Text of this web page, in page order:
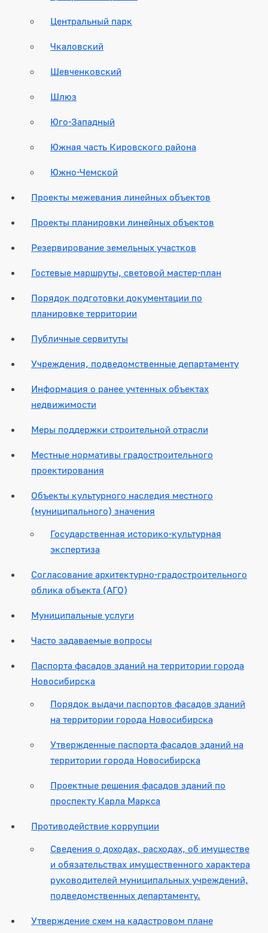
Центральный парк
Чкаловский
Шевченковский
Шлюз
Юго-Западный
Южная часть Кировского района
Южно-Чемской
Проекты межевания линейных объектов
Проекты планировки линейных объектов
Резервирование земельных участков
Гостевые маршруты, световой мастер-план
Порядок подготовки документации по
планировке территории
Публичные сервитуты
Учреждения, подведомственные департаменту
Информация о ранее учтенных объектах
недвижимости
Меры поддержки строительной отрасли
Местные нормативы градостроительного
проектирования
Объекты культурного наследия местного
(муниципального) значения
Государственная историко-культурная
экспертиза
Согласование архитектурно-градостроительного
облика объекта (АГО)
Муниципальные услуги
Часто задаваемые вопросы
Паспорта фасадов зданий на территории города
Новосибирска
Порядок выдачи паспортов фасадов зданий
на территории города Новосибирска
Утвержденные паспорта фасадов зданий на
территории города Новосибирска
Проектные решения фасадов зданий по
проспекту Карла Маркса
Противодействие коррупции
Сведения о доходах, расходах, об имуществе
и обязательствах имущественного характера
руководителей муниципальных учреждений,
подведомственных департаменту.
Утверждение схем на кадастровом плане